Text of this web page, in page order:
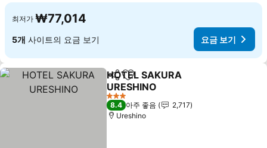
최저가 ₩77,014
5개 사이트의 요금 보기 요금 보기
공유 즐겨찾기에 추가
HOTEL SAKURA
URESHINO
3 성급
8.4 아주 좋음
2,717
Ureshino